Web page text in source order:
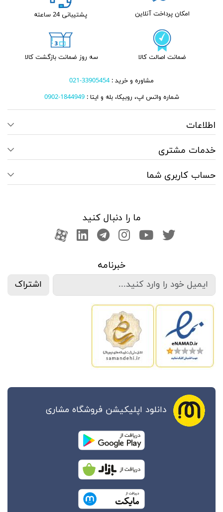
امکان پرداخت آنلاین پشتیبانی 24 ساعته
ضمانت اصالت کالا سه روز ضمانت بازگشت کالا
مشاوره و خرید :33905454-021
شماره واتس اپ، روبیکا، بله و ایتا : 1844949-0902
اطلاعات
خدمات مشتری
حساب کاربری شما
ما را دنبال کنید
صفحه تویتر
کانال یوتوب
اینستاگرام
کانال تلگرام
کانال لینکدین
آپارات
خبرنامه
اشتراک
دانلود اپلیکیشن فروشگاه مشاری